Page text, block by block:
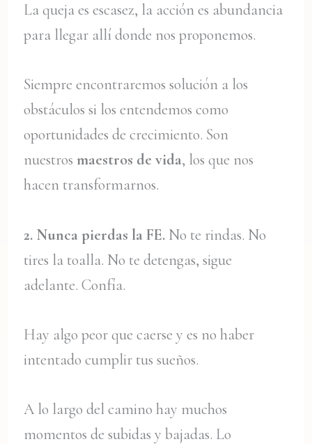
La queja es escasez, la acción es abundancia
para llegar allí donde nos proponemos.
Siempre encontraremos solución a los
obstáculos si los entendemos como
oportunidades de crecimiento. Son
nuestros maestros de vida, los que nos
hacen transformarnos.
2. Nunca pierdas la FE.No te rindas. No
tires la toalla. No te detengas, sigue
adelante. Confía.
Hay algo peor que caerse y es no haber
intentado cumplir tus sueños.
A lo largo del camino hay muchos
momentos de subidas y bajadas. Lo